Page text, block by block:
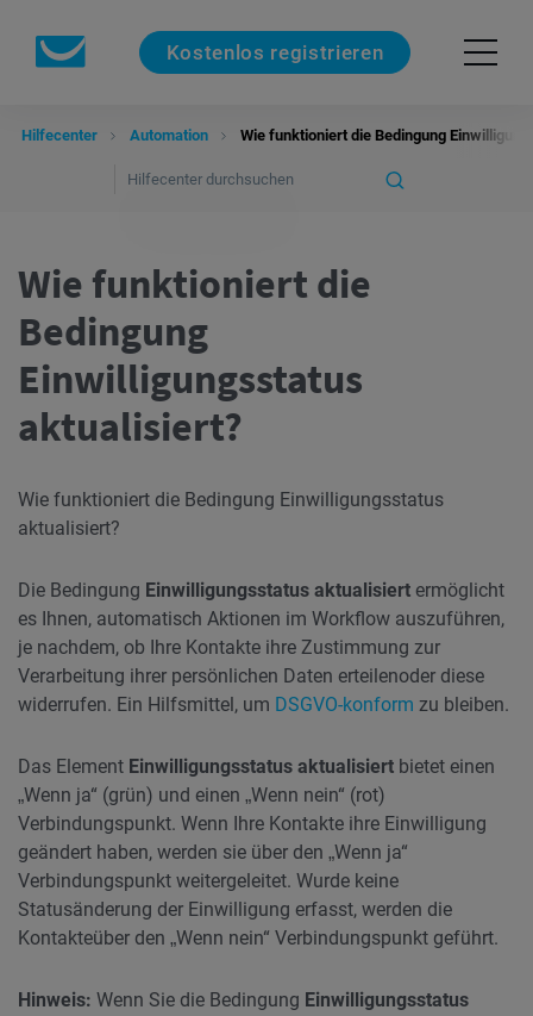
Kostenlos registrieren
Hilfecenter Automation Wie funktioniert die Bedingung
Wie funktioniert die
Bedingung
Einwilligungsstatus
aktualisiert?
Wie funktioniert die Bedingung Einwilligungsstatus
aktualisiert?
Die Bedingung Einwilligungsstatus aktualisiert ermöglicht
es Ihnen, automatisch Aktionen im Workflow auszuführen,
je nachdem, ob Ihre Kontakte ihre Zustimmung zur
Verarbeitung ihrer persönlichen Daten erteilenoder diese
widerrufen. Ein Hilfsmittel, um DSGVO-konform zu bleiben.
Das Element Einwilligungsstatus aktualisiert bietet einen
„Wenn ja“ (grün) und einen „Wenn nein“ (rot)
Verbindungspunkt. Wenn Ihre Kontakte ihre Einwilligung
geändert haben, werden sie über den „Wenn ja“
Verbindungspunkt weitergeleitet. Wurde keine
Statusänderung der Einwilligung erfasst, werden die
Kontakteüber den „Wenn nein“ Verbindungspunkt geführt.
Hinweis: Wenn Sie die Bedingung Einwilligungsstatus